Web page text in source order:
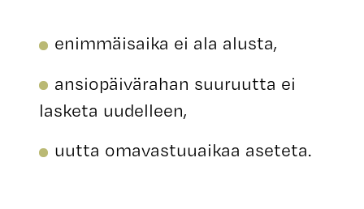
enimmäisaika ei ala alusta,
ansiopäivärahan suuruutta ei
lasketa uudelleen,
uutta omavastuuaikaa aseteta.